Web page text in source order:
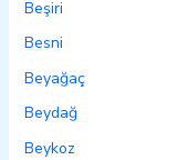
Beşiri
Besni
Beyağaç
Beydağ
Beykoz